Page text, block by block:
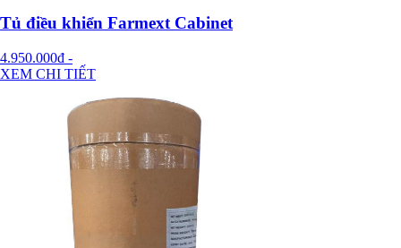
Tủ điều khiển Farmext Cabinet
4.950.000đ -
XEM CHI TIẾT